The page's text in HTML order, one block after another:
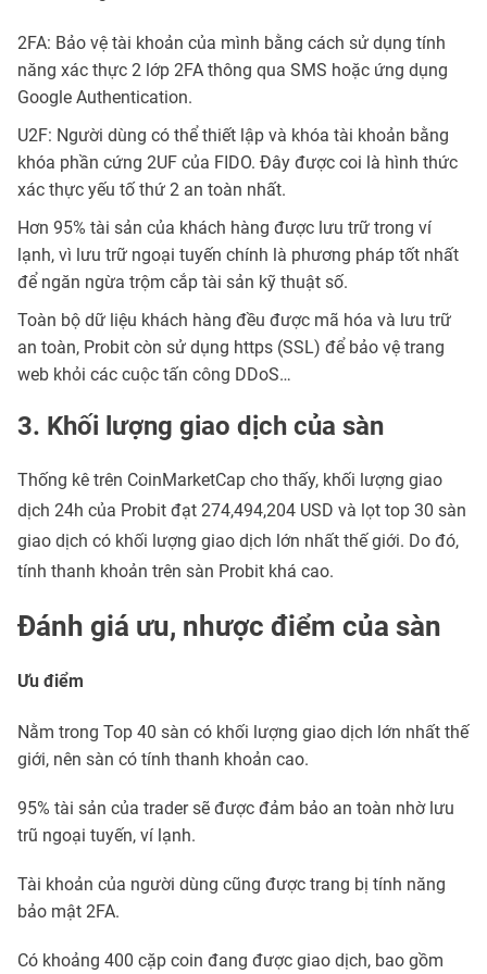
2FA: Bảo vệ tài khoản của mình bằng cách sử dụng tính
năng xác thực 2 lớp 2FA thông qua SMS hoặc ứng dụng
Google Authentication.
U2F: Người dùng có thể thiết lập và khóa tài khoản bằng
khóa phần cứng 2UF của FIDO. Đây được coi là hình thức
xác thực yếu tố thứ 2 an toàn nhất.
Hơn 95% tài sản của khách hàng được lưu trữ trong ví
lạnh, vì lưu trữ ngoại tuyến chính là phương pháp tốt nhất
để ngăn ngừa trộm cắp tài sản kỹ thuật số.
Toàn bộ dữ liệu khách hàng đều được mã hóa và lưu trữ
an toàn, Probit còn sử dụng https (SSL) để bảo vệ trang
web khỏi các cuộc tấn công DDoS…
3. Khối lượng giao dịch của sàn
Thống kê trên CoinMarketCap cho thấy, khối lượng giao
dịch 24h của Probit đạt 274,494,204 USD và lọt top 30 sàn
giao dịch có khối lượng giao dịch lớn nhất thế giới. Do đó,
tính thanh khoản trên sàn Probit khá cao.
Đánh giá ưu, nhược điểm của sàn
Ưu điểm
Nằm trong Top 40 sàn có khối lượng giao dịch lớn nhất thế
giới, nên sàn có tính thanh khoản cao.
95% tài sản của trader sẽ được đảm bảo an toàn nhờ lưu
trũ ngoại tuyến, ví lạnh.
Tài khoản của người dùng cũng được trang bị tính năng
bảo mật 2FA.
Có khoảng 400 cặp coin đang được giao dịch, bao gồm